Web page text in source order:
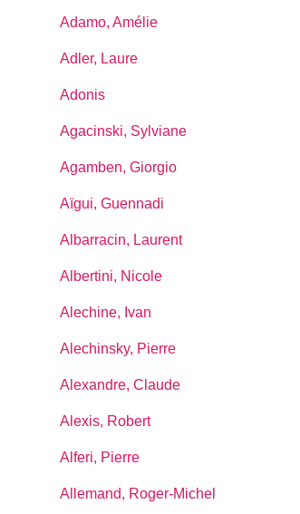
Adamo, Amélie
Adler, Laure
Adonis
Agacinski, Sylviane
Agamben, Giorgio
Aïgui, Guennadi
Albarracin, Laurent
Albertini, Nicole
Alechine, Ivan
Alechinsky, Pierre
Alexandre, Claude
Alexis, Robert
Alferi, Pierre
Allemand, Roger-Michel